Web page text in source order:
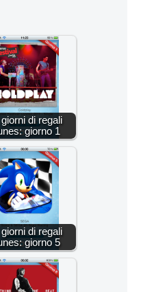
di regali
giorno 1
di regali
giorno 5